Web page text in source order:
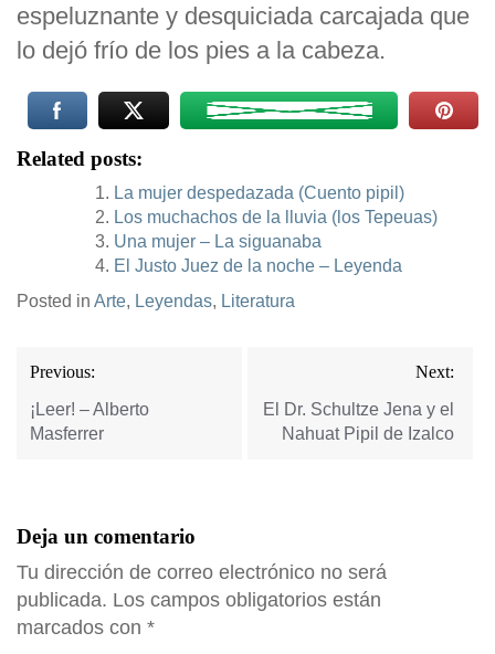
espeluznante y desquiciada carcajada que
lo dejó frío de los pies a la cabeza.
Related posts:
La mujer despedazada (Cuento pipil)
Los muchachos de la lluvia (los Tepeuas)
Una mujer – La siguanaba
El Justo Juez de la noche – Leyenda
Posted in Arte, Leyendas, Literatura
de
entradas
Previous:
¡Leer! – Alberto
Masferrer
Next:
El Dr. Schultze Jena y el
Nahuat Pipil de Izalco
Deja un comentario
Tu dirección de correo electrónico no será
publicada. Los campos obligatorios están
marcados con *